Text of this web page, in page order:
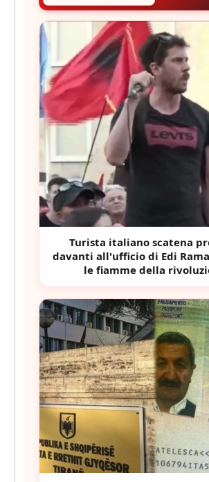
Turista italiano scatena
davanti all'ufficio di Edi
le fiamme della